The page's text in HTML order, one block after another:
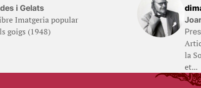
i Gelats
Imatgeria popular
goigs (1948)
la
et...